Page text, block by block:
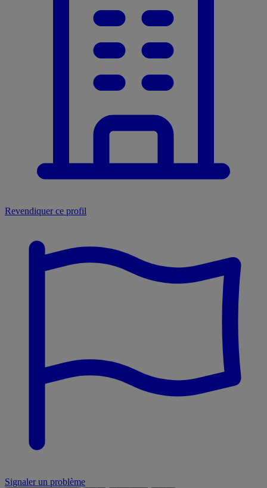
Revendiquer ce profil
Signaler un problème